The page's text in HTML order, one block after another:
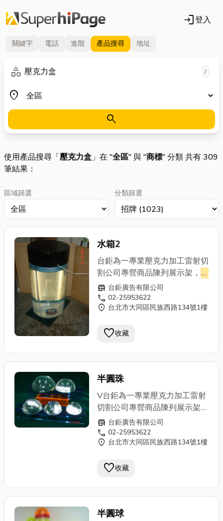
login登入
關鍵字 電話 進階 產品搜尋 地址
category
關鍵字 /
place
地區
search
使用產品搜尋「壓克力盒」在 "全區" 與 "商標" 分類 共有 309
筆結果：
區域篩選 分類篩選
水箱2
台鉅為一專業壓克力加工雷射切
割公司專營商品陳列展示架， 壓
克力盒、罩、管、棒，室內燈
箱，雷射切割成形、壓克力網版
印刷，壓克力相關產品,壓克力
雕刻,台北壓克力,壓克力製品,台
訂製,壓克力製品,壓克力加工,壓
力雷射,壓克力盒
克力切割,壓克力DM架,壓克力
名片盒…等各種壓克力製品,另有
專業立體雕刻,雷射切割,歡迎蒞
臨指教。
store 台鉅廣告有限公司
call 02-25953622
location_on 台北市大同區民族西路134號1樓
favorite收藏
半圓珠
V台鉅為一專業壓克力加工雷射
切割公司專營商品陳列展示架，
壓克力盒、罩、管、棒，室內燈
箱，雷射切割成形、壓克力網版
印刷，壓克力相關產品,壓克力
雕刻,台北壓克力,壓克力製品,台
訂製,壓克力製品,壓克力加工,壓
力雷射,壓克力盒
store 台鉅廣告有限公司
call 02-25953622
location_on 台北市大同區民族西路134號1樓
favorite收藏
半圓球